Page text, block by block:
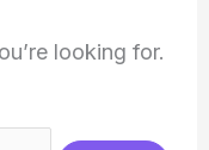
looking for.